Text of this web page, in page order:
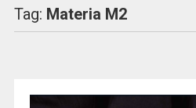
Tag: Materia M2